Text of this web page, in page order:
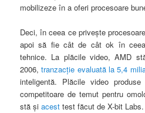
mobilizeze în a oferi procesoare
Deci, în ceea ce priveşte
apoi să fie cât de cât ok în
tehnice. La plăcile video, AMD
2006,tranzacţie evaluată la 5,4
inteligentă. Plăcile video
competitoare de temut pentru
stă şiacest test făcut de X-bit Labs.